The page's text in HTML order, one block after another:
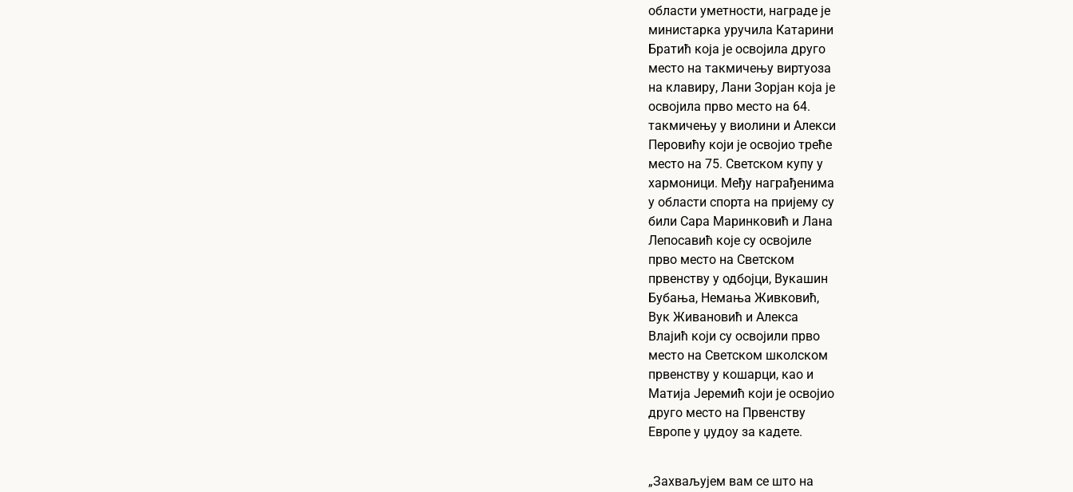
области уметности, награде је
министарка уручила Катарини
Братић која је освојила друго
место на такмичењу виртуоза
на клавиру, Лани Зорјан која је
освојила прво место на 64.
такмичењу у виолини и Алекси
Перовићу који је освојио треће
место на 75. Светском купу у
хармоници. Међу награђенима
у области спорта на пријему су
били Сара Маринковић и Лана
Лепосавић које су освојиле
прво место на Светском
првенству у одбојци, Вукашин
Бубања, Немања Живковић,
Вук Живановић и Алекса
Влајић који су освојили прво
место на Светском школском
првенству у кошарци, као и
Матија Јеремић који је освојио
друго место на Првенству
Европе у џудоу за кадете.
„Захваљујем вам се што на